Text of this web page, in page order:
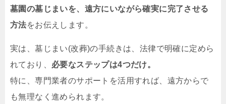
墓園の墓じまいを、遠方にいながら確実に完了させる
方法をお伝えします。
実は、墓じまい(改葬)の手続きは、法律で明確に定めら
れており、 必要なステップは4つだけ。
特に、専門業者のサポートを活用すれば、遠方からで
も無理なく進められます。